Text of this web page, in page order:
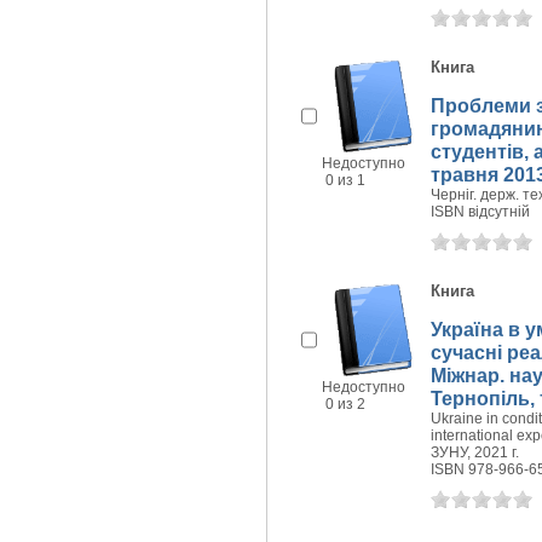
Недоступно
0 из 1
Книга
Проблеми
студентів,
травня
Черніг. держ.
ISBN відсутній
Недоступно
0 из 2
Книга
Україна в
сучасні
Міжнар.
Тернопіль,
Ukraine in
international
ЗУНУ, 2021 г.
ISBN 978-966-